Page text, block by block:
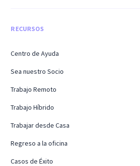
RECURSOS
Centro de Ayuda
Sea nuestro Socio
Trabajo Remoto
Trabajo Híbrido
Trabajar desde Casa
Regreso a la oficina
Casos de Éxito